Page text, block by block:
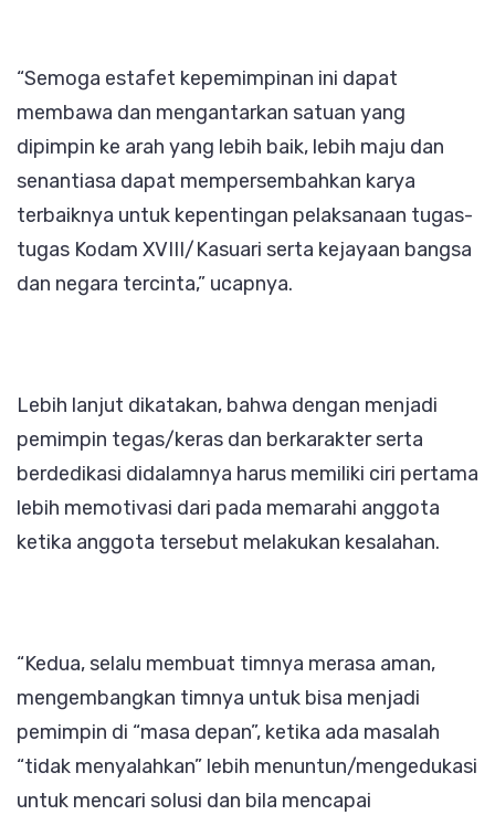
“Semoga estafet kepemimpinan ini dapat
membawa dan mengantarkan satuan yang
dipimpin ke arah yang lebih baik, lebih maju dan
senantiasa dapat mempersembahkan karya
terbaiknya untuk kepentingan pelaksanaan tugas-
tugas Kodam XVIII/Kasuari serta kejayaan bangsa
dan negara tercinta,” ucapnya.
Lebih lanjut dikatakan, bahwa dengan menjadi
pemimpin tegas/keras dan berkarakter serta
berdedikasi didalamnya harus memiliki ciri pertama
lebih memotivasi dari pada memarahi anggota
ketika anggota tersebut melakukan kesalahan.
“Kedua, selalu membuat timnya merasa aman,
mengembangkan timnya untuk bisa menjadi
pemimpin di “masa depan”, ketika ada masalah
“tidak menyalahkan” lebih menuntun/mengedukasi
untuk mencari solusi dan bila mencapai